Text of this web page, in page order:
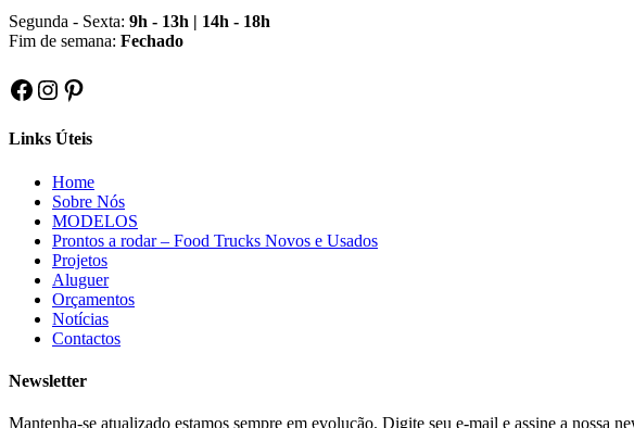
Segunda - Sexta: 9h - 13h | 14h - 18h
Fim de semana: Fechado
Facebook
Instagram
Pinterest
Links Úteis
Home
Sobre Nós
MODELOS
Prontos a rodar – Food Trucks Novos e Usados
Projetos
Aluguer
Orçamentos
Notícias
Contactos
Newsletter
Mantenha-se atualizado estamos sempre em evolução. Digite seu e-mail e assine a nossa